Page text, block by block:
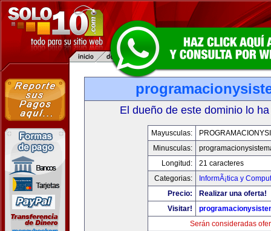
El dueño de este dominio lo
Mayusculas:
Minusculas:
Longitud:
21 caracteres
Categorias:
InformÃ¡tica y
Precio:
Realizar una oferta!
Visitar!
Serán consideradas